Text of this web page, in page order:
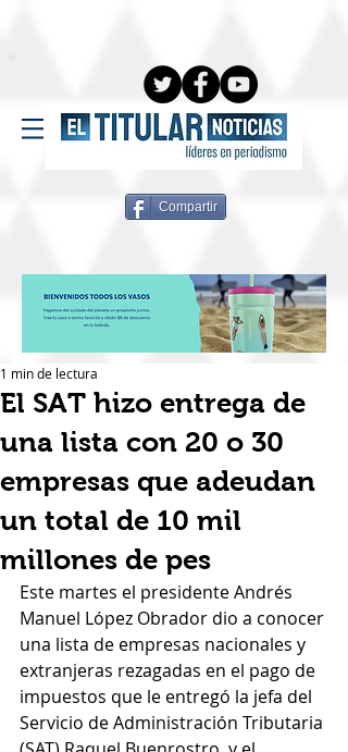
Compartir
El SAT hizo entrega de
una lista con 20 o 30
empresas que adeudan
un total de 10 mil
millones de pes
1 min de lectura
Este martes el presidente Andrés
Manuel López Obrador dio a conocer
una lista de empresas nacionales y
extranjeras rezagadas en el pago de
impuestos que le entregó la jefa del
Servicio de Administración Tributaria